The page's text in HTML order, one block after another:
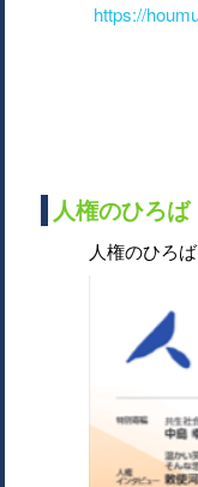
https://
人権のひろば
人権のひろば